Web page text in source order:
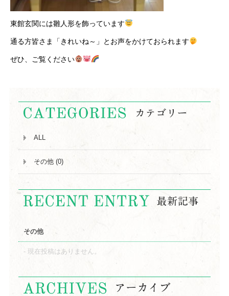
東館玄関には雛人形を飾っています
通る方皆さま「きれいね～」とお声をかけておられます
ぜひ、ご覧ください
ALL
その他 (0)
その他
現在投稿はありません。